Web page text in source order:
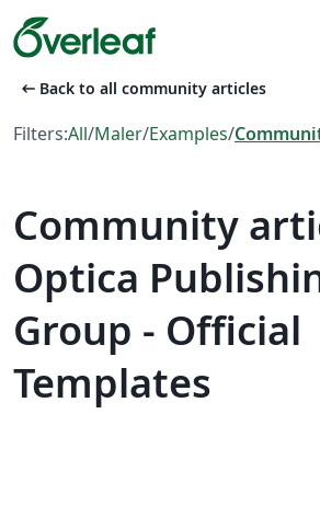
arrow_left_alt Back to all community articles
Filters:All/Maler/Examples/
Community
Optica
Group - Official
Templates